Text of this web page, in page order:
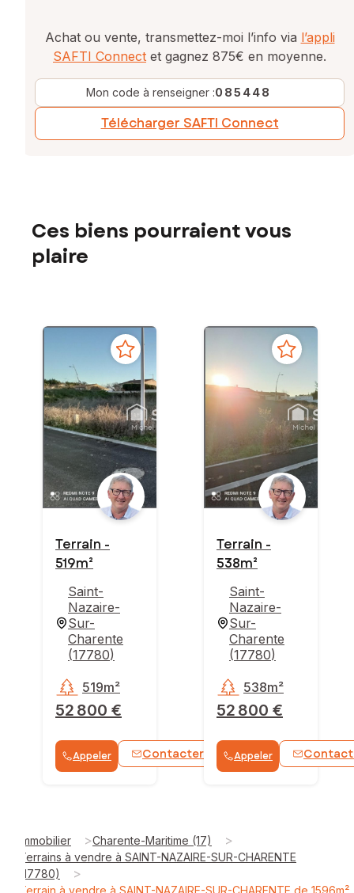
Achat ou vente, transmettez-moi l’info via l’appli
SAFTI Connect et gagnez 875€ en moyenne.
Mon code à renseigner :085448
Télécharger SAFTI Connect
Ces biens pourraient vous
plaire
Terrain -
519m²
Saint-
Nazaire-
Sur-
Charente
(17780)
52 800 €
519m²
Appeler Contacter
Terrain -
538m²
Saint-
Nazaire-
Sur-
Charente
(17780)
52 800 €
538m²
Appeler
Immobilier >Charente-Maritime (17) >
Terrains à vendre à SAINT-NAZAIRE-SUR-CHARENTE
(17780)
>
Terrain à vendre à SAINT-NAZAIRE-SUR-CHARENTE de 1596m²